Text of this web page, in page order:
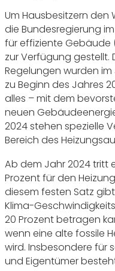
Um Hausbesitzern den
die Bundesregierung
für effiziente Gebäude
zur Verfügung gestellt.
Regelungen wurden
zu Beginn des Jahres
alles – mit dem
neuen
2024 stehen spezielle
Bereich des
Ab dem Jahr 2024 tritt
Prozent für den
diesem festen Satz
Klima-
20 Prozent betragen
wenn eine alte fossile
wird. Insbesondere für
und Eigentümer